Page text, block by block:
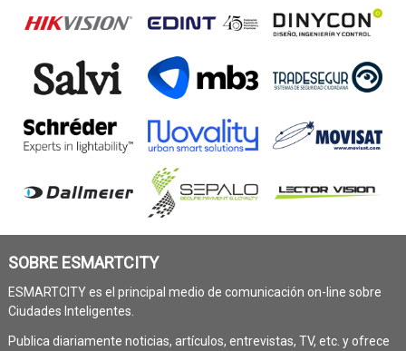
SOBRE ESMARTCITY
ESMARTCITY es el principal medio de comunicación on-line sobre
Ciudades Inteligentes.
Publica diariamente noticias, artículos, entrevistas, TV, etc. y ofrece